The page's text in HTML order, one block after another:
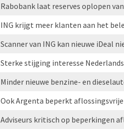
Rabobank laat reserves oplopen
ING krijgt meer klanten aan het
Scanner van ING kan nieuwe iDeal
Sterke stijging interesse
Minder nieuwe benzine- en
Ook Argenta beperkt
Adviseurs kritisch op beperkingen